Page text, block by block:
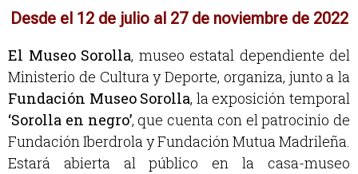
Desde el 12 de julio al 27 de noviembre de 2022
El Museo Sorolla, museo estatal dependiente del
Ministerio de Cultura y Deporte, organiza, junto a la
Fundación Museo Sorolla, la exposición temporal
‘Sorolla en negro’, que cuenta con el patrocinio de
Fundación Iberdrola y Fundación Mutua Madrileña.
Estará abierta al público en la casa-museo